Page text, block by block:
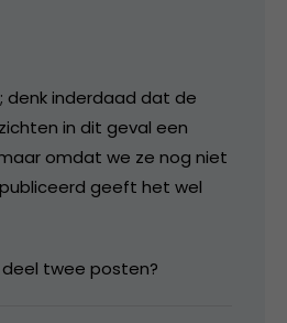
denk inderdaad dat de
in dit geval een
omdat we ze nog niet
geeft het wel
deel twee posten?